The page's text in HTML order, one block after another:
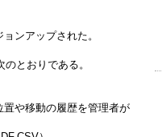
ンアップされた。
とおりである。
や移動の履歴を管理者が